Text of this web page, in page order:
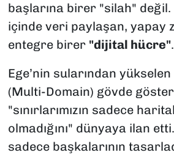
başlarına birer "silah"
içinde veri paylaşan, yapay
entegre birer "dijital hücre".
Ege’nin sularından
(Multi-Domain) gövde
"sınırlarımızın sadece
olmadığını" dünyaya ilan
sadece başkalarının